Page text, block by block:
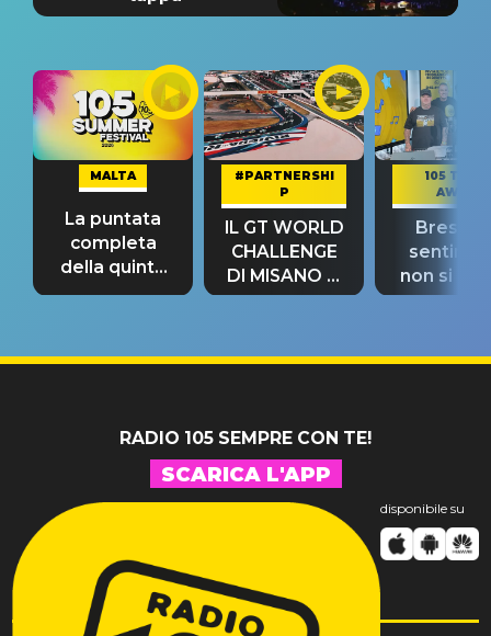
MALTA
La puntata
completa
della quinta
tappa
#PARTNERSHI
P
IL GT WORLD
CHALLENGE
DI MISANO si
riconferma
105 TAKE
AWAY
Bresh:
non si
fino alla
RADIO 105 SEMPRE CON TE!
SCARICA L'APP
disponibile su